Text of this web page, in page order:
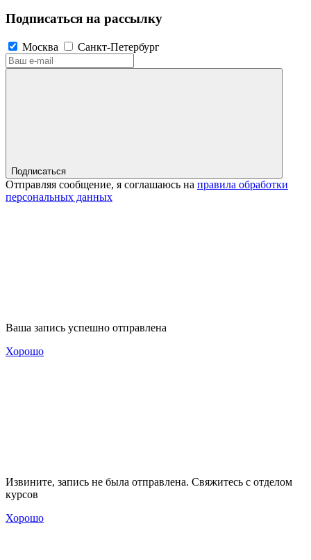
Подписаться на рассылку
Москва Санкт-Петербург
Подписаться
Отправляя сообщение, я соглашаюсь на правила обработки
персональных данных
Ваша запись успешно отправлена
Хорошо
Извините, запись не была отправлена. Свяжитесь с отделом
курсов
Хорошо